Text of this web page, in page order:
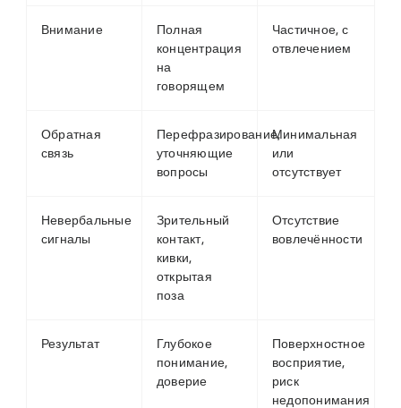
Внимание
Полная
концентрация
на
говорящем
Частичное, с
отвлечением
Обратная
связь
Перефразирование,
уточняющие
вопросы
Минимальная
или
отсутствует
Невербальные
сигналы
Зрительный
контакт,
кивки,
открытая
поза
Отсутствие
вовлечённости
Результат
Глубокое
понимание,
доверие
Поверхностное
восприятие,
риск
недопонимания